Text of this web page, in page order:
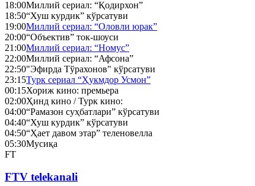
18:00Миллий сериал: “Қодирхон”
18:50“Хуш курдик” кўрсатуви
19:00Миллий сериал: “Оловли юрак”
20:00“Объектив” ток-шоуси
21:00Миллий сериал: “Номус”
22:00Миллий сериал: “Афсона”
22:50"Эфирда Тўрахонов" кўрсатуви
23:15Турк сериал “Ҳукмдор Усмон”
00:15Хориж кино: премьера
02:00Ҳинд кино / Турк кино:
04:00“Рамазон суҳбатлари” кўрсатуви
04:40“Хуш курдик” кўрсатуви
04:50“Ҳает давом этар” теленовелла
05:30Мусиқа
FT
FTV telekanali